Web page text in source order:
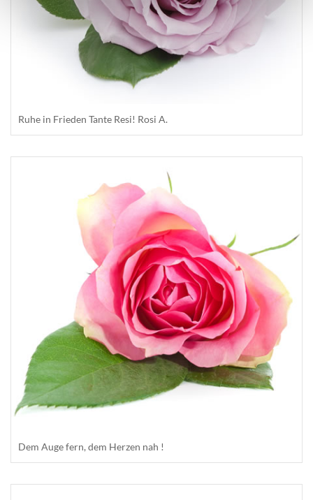
Ruhe in Frieden Tante Resi! Rosi A.
Dem Auge fern, dem Herzen nah !